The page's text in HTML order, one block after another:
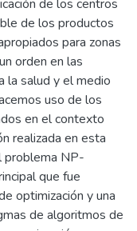
de los centros
de los productos
para zonas
orden en las
la salud y el medio
uso de los
en el contexto
realizada en esta
problema NP-
que fue
optimización y una
de algoritmos de